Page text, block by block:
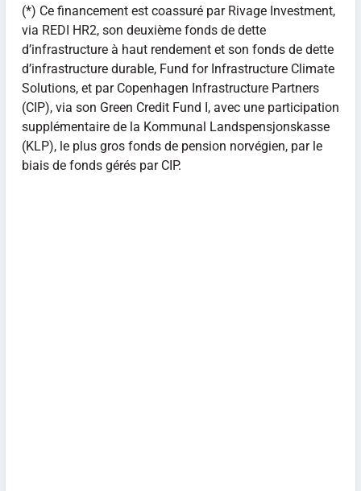
(*) Ce financement est coassuré par Rivage Investment,
via REDI HR2, son deuxième fonds de dette
d’infrastructure à haut rendement et son fonds de dette
d’infrastructure durable, Fund for Infrastructure Climate
Solutions, et par Copenhagen Infrastructure Partners
(CIP), via son Green Credit Fund I, avec une participation
supplémentaire de la Kommunal Landspensjonskasse
(KLP), le plus gros fonds de pension norvégien, par le
biais de fonds gérés par CIP.